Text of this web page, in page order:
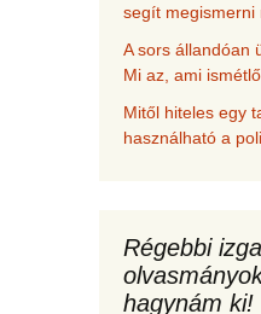
segít megismerni
A sors állandóan
Mi az, ami
Mitől hiteles egy
használható a
Régebbi
hagynám ki!